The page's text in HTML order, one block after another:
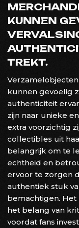
KUNNEN
TREKT.
Verzamelobjecten
kunnen gevoelig
authenticiteit
zijn naar unieke
extra voorzichtig
collectibles uit
belangrijk om te
echtheid en
ervoor te zorgen
authentiek stuk
bemachtigen.
het belang van
voordat fans